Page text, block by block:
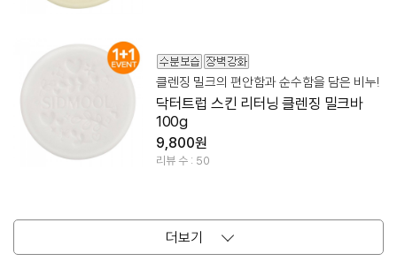
클렌징 밀크의 편안함과 순수함을 담은 비누!
닥터트럽 스킨 리터닝 클렌징 밀크바
100g
9,800원
리뷰 수 : 50
더보기